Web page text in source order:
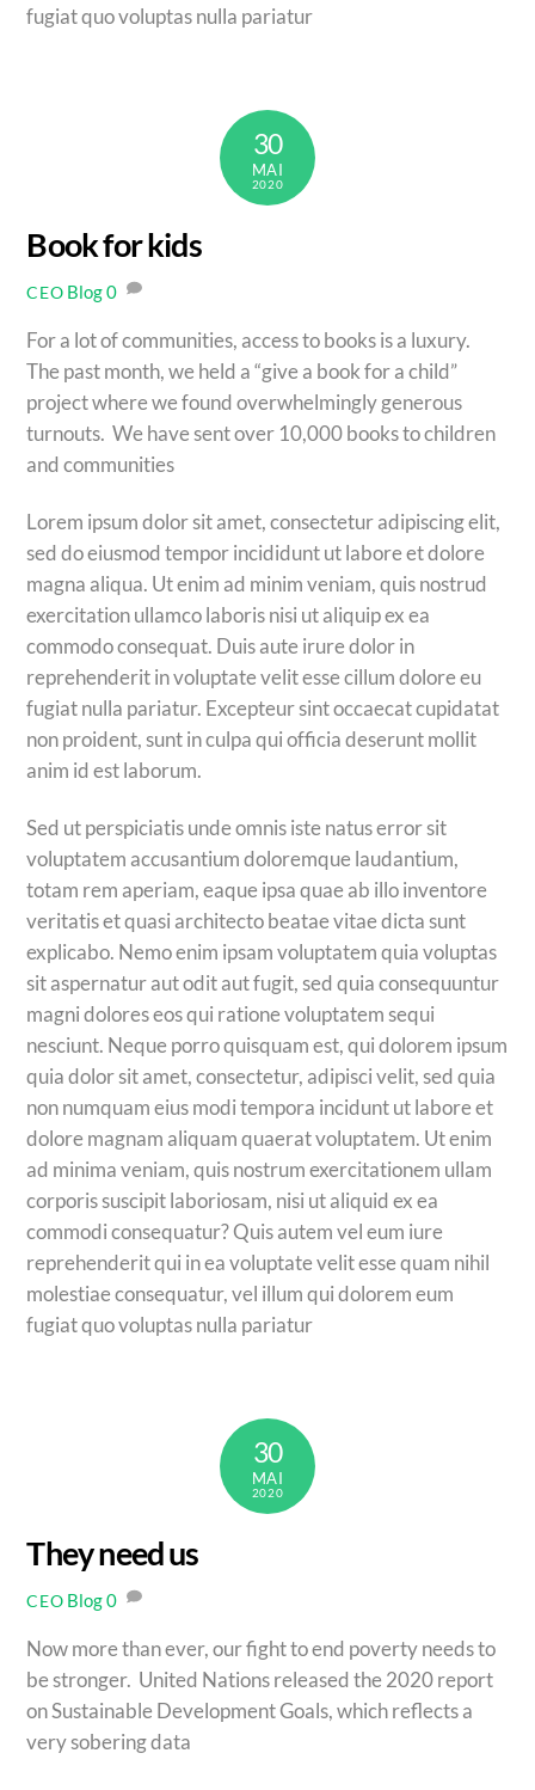
fugiat quo voluptas nulla pariatur
30
MAI
2020
Book for kids
CEO Blog0
For a lot of communities, access to books is a luxury.
The past month, we held a “give a book for a child”
project where we found overwhelmingly generous
turnouts. We have sent over 10,000 books to children
and communities
Lorem ipsum dolor sit amet, consectetur adipiscing elit,
sed do eiusmod tempor incididunt ut labore et dolore
magna aliqua. Ut enim ad minim veniam, quis nostrud
exercitation ullamco laboris nisi ut aliquip ex ea
commodo consequat. Duis aute irure dolor in
reprehenderit in voluptate velit esse cillum dolore eu
fugiat nulla pariatur. Excepteur sint occaecat cupidatat
non proident, sunt in culpa qui officia deserunt mollit
anim id est laborum.
Sed ut perspiciatis unde omnis iste natus error sit
voluptatem accusantium doloremque laudantium,
totam rem aperiam, eaque ipsa quae ab illo inventore
veritatis et quasi architecto beatae vitae dicta sunt
explicabo. Nemo enim ipsam voluptatem quia voluptas
sit aspernatur aut odit aut fugit, sed quia consequuntur
magni dolores eos qui ratione voluptatem sequi
nesciunt. Neque porro quisquam est, qui dolorem ipsum
quia dolor sit amet, consectetur, adipisci velit, sed quia
non numquam eius modi tempora incidunt ut labore et
dolore magnam aliquam quaerat voluptatem. Ut enim
ad minima veniam, quis nostrum exercitationem ullam
corporis suscipit laboriosam, nisi ut aliquid ex ea
commodi consequatur? Quis autem vel eum iure
reprehenderit qui in ea voluptate velit esse quam nihil
molestiae consequatur, vel illum qui dolorem eum
fugiat quo voluptas nulla pariatur
30
MAI
2020
They need us
CEO Blog0
Now more than ever, our fight to end poverty needs to
be stronger. United Nations released the 2020 report
on Sustainable Development Goals, which reflects a
very sobering data